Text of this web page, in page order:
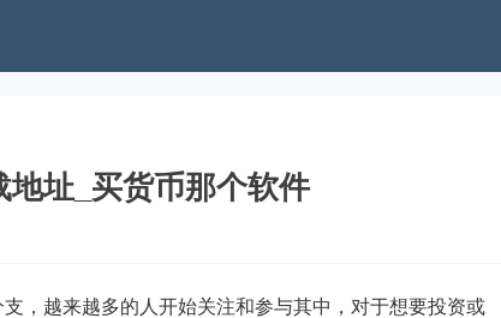
址_买货币那个软件
，越来越多的人开始关注和参与其中，对于想要投资或